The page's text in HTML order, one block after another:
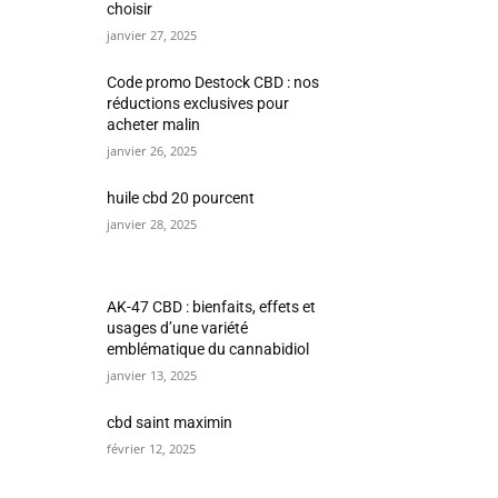
choisir
janvier 27, 2025
Code promo Destock CBD : nos
réductions exclusives pour
acheter malin
janvier 26, 2025
huile cbd 20 pourcent
janvier 28, 2025
AK-47 CBD : bienfaits, effets et
usages d’une variété
emblématique du cannabidiol
janvier 13, 2025
cbd saint maximin
février 12, 2025